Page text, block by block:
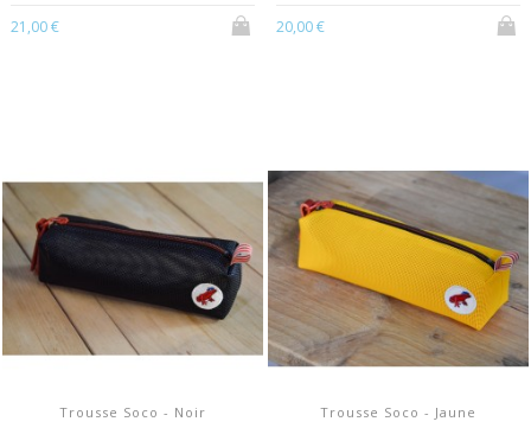
21,00 € 20,00 €
Trousse Soco - Noir Trousse Soco - Jaune